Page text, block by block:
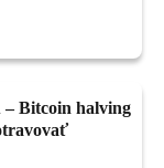
Bitcoin halving